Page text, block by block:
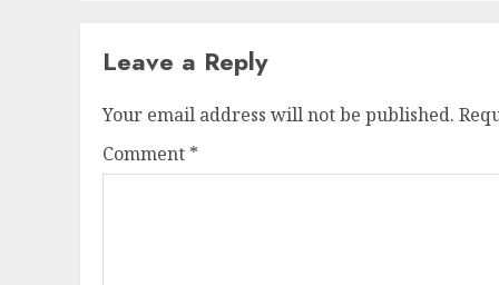
Leave a Reply
Your email address will not be published.
Comment *